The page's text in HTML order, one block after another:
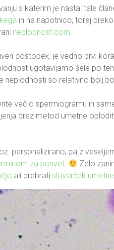
s katerim je nastal tale
in na napotnico, torej
neplodnost.com.
postopek, je vedno prvi
ugotavljamo šele po
neplodnosti so relativno bolj
več o spermiogramu in
brez metod umetne
personalizirano, pa z
za posvet. Zelo
ali prebrati slovarček